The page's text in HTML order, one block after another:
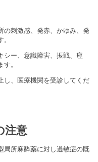
の刺激感、発赤、かゆみ、発
シー、意識障害、振戦、痙
。
し、医療機関を受診してくだ
注意
局所麻酔薬に対し過敏症の既